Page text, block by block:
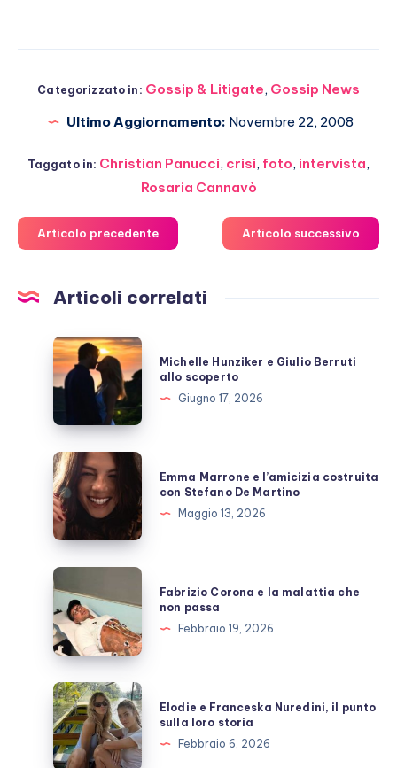
Categorizzato in: Gossip & Litigate, Gossip News
Ultimo Aggiornamento: Novembre 22, 2008
Taggato in: Christian Panucci, crisi, foto, intervista,
Rosaria Cannavò
Articolo precedente Articolo successivo
Articoli correlati
Michelle
Hunziker
e
Berruti
allo
scoperto
Michelle Hunziker e Giulio Berruti
allo scoperto
Giugno 17, 2026
Emma
Marrone
e
l’amicizia
costruita
con
Stefano
De
Martino
Emma Marrone e l’amicizia costruita
con Stefano De Martino
Maggio 13, 2026
Fabrizio
Corona
e
la
malattia
che
non
passa
Fabrizio Corona e la malattia che
non passa
Febbraio 19, 2026
Elodie
e
Franceska
Nuredini,
Elodie e Franceska Nuredini, il punto
sulla loro storia
Febbraio 6, 2026